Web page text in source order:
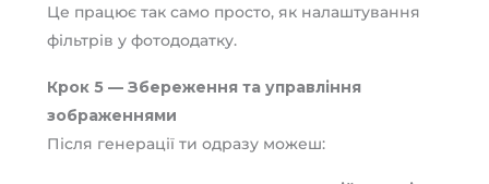
Це працює так само просто, як налаштування
фільтрів у фотододатку.
Крок 5 — Збереження та управління
зображеннями
Після генерації ти одразу можеш: